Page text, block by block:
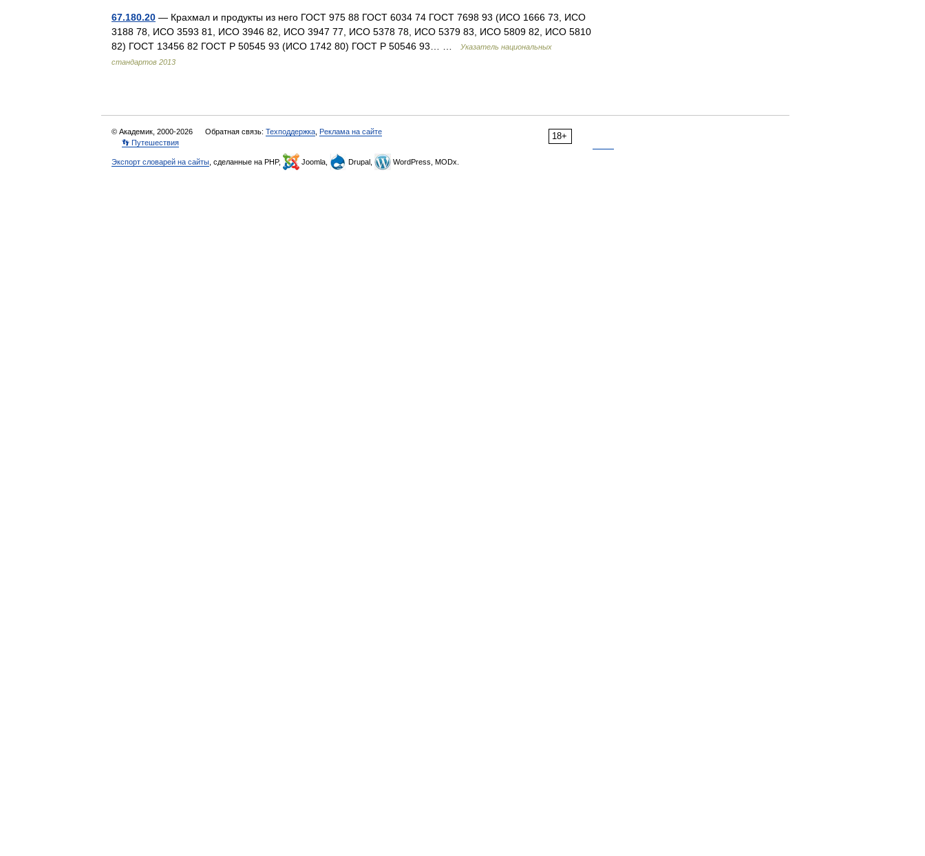
67.180.20 — Крахмал и продукты из него ГОСТ 975 88 ГОСТ 6034 74 ГОСТ 7698 93 (ИСО 1666 73, ИСО
3188 78, ИСО 3593 81, ИСО 3946 82, ИСО 3947 77, ИСО 5378 78, ИСО 5379 83, ИСО 5809 82, ИСО 5810
82) ГОСТ 13456 82 ГОСТ Р 50545 93 (ИСО 1742 80) ГОСТ Р 50546 93… …
Указатель национальных
стандартов 2013
18+
© Академик, 2000-2026 Обратная связь: Техподдержка Реклама на сайте
👣 Путешествия
Экспорт словарей на сайты , сделанные на PHP, Joomla, Drupal, WordPress, MODx.